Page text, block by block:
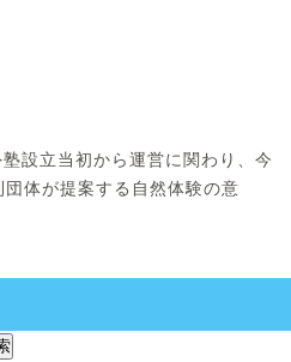
設立当初から運営に関わり、今
体が提案する自然体験の意